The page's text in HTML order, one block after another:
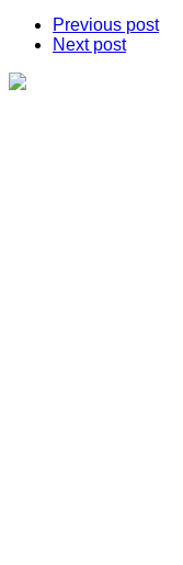
Previous post
Next post